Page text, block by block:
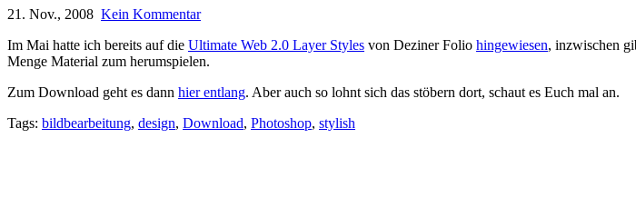
21. Nov., 2008 Kein Kommentar
Im Mai hatte ich bereits auf die Ultimate Web 2.0 Layer Styles von Deziner Folio hingewiesen, inzwischen
Menge Material zum herumspielen.
Zum Download geht es dann hier entlang. Aber auch so lohnt sich das stöbern dort, schaut es Euch mal an.
Tags: bildbearbeitung, design, Download, Photoshop, stylish